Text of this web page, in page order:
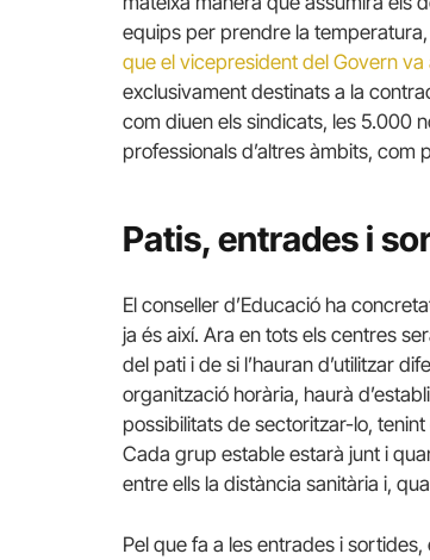
equips per prendre la
que el vicepresident del Govern va
exclusivament destinats a la
com diuen els sindicats, les 5.000
professionals d’altres àmbits, com
Patis, entrades i
El conseller d’Educació ha
ja és així. Ara en tots els centres
del pati i de si l’hauran d’utilitzar
organització horària, haurà
possibilitats de sectoritzar-lo,
Cada grup estable estarà junt i
entre ells la distància sanitària i,
Pel que fa a les entrades i